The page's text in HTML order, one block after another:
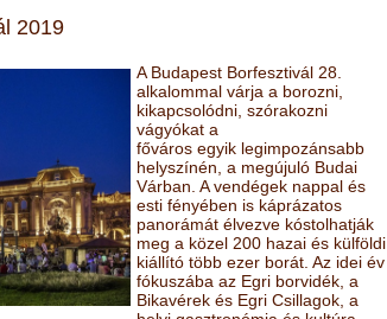
2019
A Budapest Borfesztivál 28.
alkalommal várja a borozni,
kikapcsolódni, szórakozni
vágyókat a
főváros egyik legimpozánsabb
helyszínén, a megújuló Budai
Várban. A vendégek nappal és
esti fényében is káprázatos
panorámát élvezve kóstolhatják
meg a közel 200 hazai és külföldi
kiállító több ezer borát. Az idei év
fókuszába az Egri borvidék, a
Bikavérek és Egri Csillagok, a